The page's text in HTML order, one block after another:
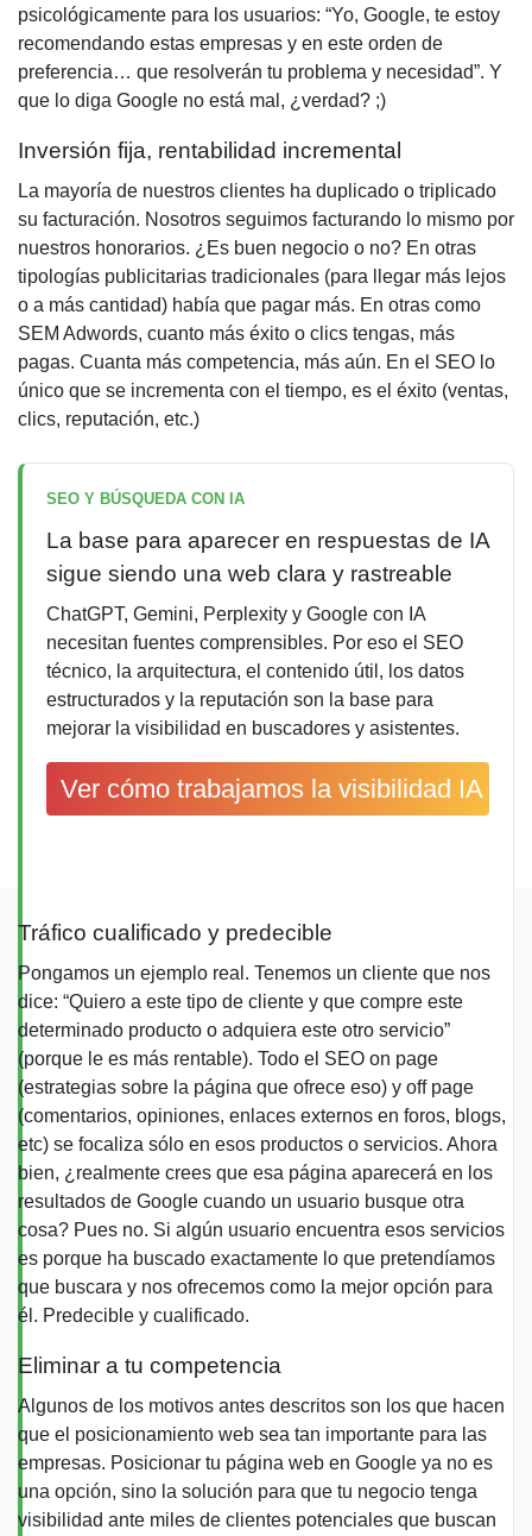
psicológicamente para los usuarios: “Yo, Google, te estoy
recomendando estas empresas y en este orden de
preferencia… que resolverán tu problema y necesidad”. Y
que lo diga Google no está mal, ¿verdad? ;)
Inversión fija, rentabilidad incremental
La mayoría de nuestros clientes ha duplicado o triplicado
su facturación. Nosotros seguimos facturando lo mismo por
nuestros honorarios. ¿Es buen negocio o no? En otras
tipologías publicitarias tradicionales (para llegar más lejos
o a más cantidad) había que pagar más. En otras como
SEM Adwords, cuanto más éxito o clics tengas, más
pagas. Cuanta más competencia, más aún. En el SEO lo
único que se incrementa con el tiempo, es el éxito (ventas,
clics, reputación, etc.)
SEO Y BÚSQUEDA CON IA
La base para aparecer en respuestas de IA
sigue siendo una web clara y rastreable
ChatGPT, Gemini, Perplexity y Google con IA
necesitan fuentes comprensibles. Por eso el SEO
técnico, la arquitectura, el contenido útil, los datos
estructurados y la reputación son la base para
mejorar la visibilidad en buscadores y asistentes.
Ver cómo trabajamos la visibilidad IA
Tráfico cualificado y predecible
Pongamos un ejemplo real. Tenemos un cliente que nos
dice: “Quiero a este tipo de cliente y que compre este
determinado producto o adquiera este otro servicio”
(porque le es más rentable). Todo el SEO on page
(estrategias sobre la página que ofrece eso) y off page
(comentarios, opiniones, enlaces externos en foros, blogs,
etc) se focaliza sólo en esos productos o servicios. Ahora
bien, ¿realmente crees que esa página aparecerá en los
resultados de Google cuando un usuario busque otra
cosa? Pues no. Si algún usuario encuentra esos servicios
es porque ha buscado exactamente lo que pretendíamos
que buscara y nos ofrecemos como la mejor opción para
él. Predecible y cualificado.
Eliminar a tu competencia
Algunos de los motivos antes descritos son los que hacen
que el posicionamiento web sea tan importante para las
empresas. Posicionar tu página web en Google ya no es
una opción, sino la solución para que tu negocio tenga
visibilidad ante miles de clientes potenciales que buscan